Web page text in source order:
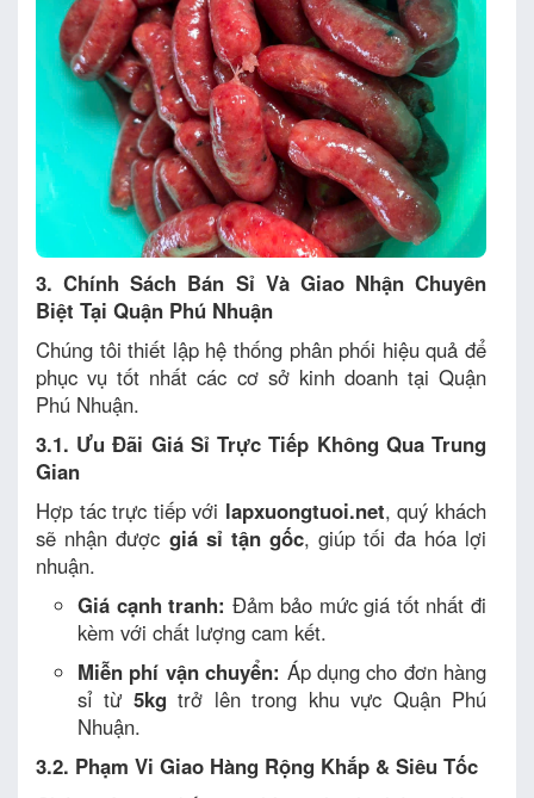
3. Chính Sách Bán Sỉ Và Giao Nhận Chuyên
Biệt Tại Quận Phú Nhuận
Chúng tôi thiết lập hệ thống phân phối hiệu quả để
phục vụ tốt nhất các cơ sở kinh doanh tại Quận
Phú Nhuận.
3.1. Ưu Đãi Giá Sỉ Trực Tiếp Không Qua Trung
Gian
Hợp tác trực tiếp với lapxuongtuoi.net, quý khách
sẽ nhận được giá sỉ tận gốc, giúp tối đa hóa lợi
nhuận.
Giá cạnh tranh: Đảm bảo mức giá tốt nhất đi
kèm với chất lượng cam kết.
Miễn phí vận chuyển: Áp dụng cho đơn hàng
sỉ từ 5kg trở lên trong khu vực Quận Phú
Nhuận.
3.2. Phạm Vi Giao Hàng Rộng Khắp & Siêu Tốc